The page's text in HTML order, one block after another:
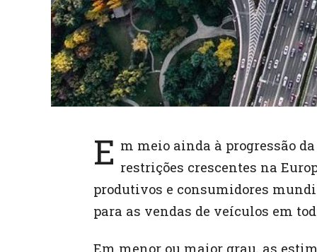
E m meio ainda à progressão
restrições crescentes na
produtivos e consumidores
para as vendas de veículos em